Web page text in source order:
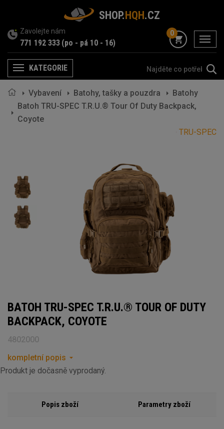
SHOP.HQH.CZ
Zavolejte nám
771 192 333 (po - pá 10 - 16) menu
0
MenuKATEGORIE
Vybavení Batohy, tašky a pouzdra
Batohy
Batoh TRU-SPEC T.R.U.® Tour Of Duty Backpack,
Coyote
TRU-SPEC
BATOH TRU-SPEC T.R.U.® TOUR OF DUTY
BACKPACK, COYOTE
4802000
kompletní popis
Produkt je dočasně vyprodaný.
Popis zboží Parametry zboží